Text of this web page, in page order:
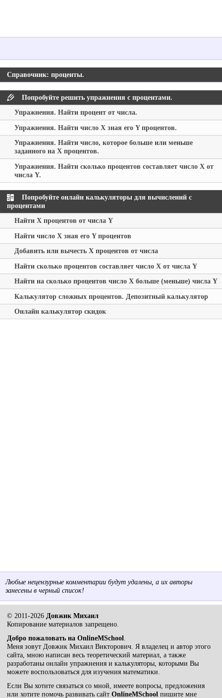
Справочник: проценты.
Попробуйте решить упражнения с процентами.
Упражнения. Найти процент от числа.
Упражнения. Найти число Xзная его Yпроцентов.
Упражнения. Найти число, которое больше или меньше
заданного на Xпроцентов.
Упражнения. Найти сколько процентов составляет число Xот
числа Y.
Попробуйте онлайн калькуляторы для вычислений с
процентами
Найти Xпроцентов от числа Y
Найти число Xзная его Yпроцентов
Добавить или вычесть Xпроцентов от числа
Найти сколько процентов составляет число Xот числа Y
Найти на сколько процентов число Xбольше (меньше) числа Y
Калькулятор сложных процентов. Депозитный калькулятор
Онлайн калькулятор скидок
Любые нецензурные комментарии будут удалены, а их авторы
занесены в черный список!
© 2011-2026 Довжик Михаил
Копирование материалов запрещено.
Добро пожаловать на OnlineMSchool
Меня зовут Довжик Михаил Викторович. Я владелец и автор этого
сайта, мною написан весь теоретический материал, а также
разработаны онлайн упражнения и калькуляторы, которыми Вы
можете воспользоваться для изучения математики.
Если Вы хотите связаться со мной, имеете вопросы, предложения
или хотите помочь развивать сайтOnlineMSchool пишите мне